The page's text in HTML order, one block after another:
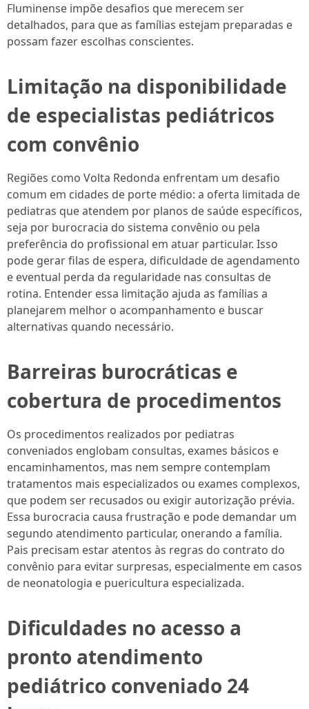
Fluminense impõe desafios que merecem ser
detalhados, para que as famílias estejam preparadas e
possam fazer escolhas conscientes.
Limitação na disponibilidade
de especialistas pediátricos
com convênio
Regiões como Volta Redonda enfrentam um desafio
comum em cidades de porte médio: a oferta limitada de
pediatras que atendem por planos de saúde específicos,
seja por burocracia do sistema convênio ou pela
preferência do profissional em atuar particular. Isso
pode gerar filas de espera, dificuldade de agendamento
e eventual perda da regularidade nas consultas de
rotina. Entender essa limitação ajuda as famílias a
planejarem melhor o acompanhamento e buscar
alternativas quando necessário.
Barreiras burocráticas e
cobertura de procedimentos
Os procedimentos realizados por pediatras
conveniados englobam consultas, exames básicos e
encaminhamentos, mas nem sempre contemplam
tratamentos mais especializados ou exames complexos,
que podem ser recusados ou exigir autorização prévia.
Essa burocracia causa frustração e pode demandar um
segundo atendimento particular, onerando a família.
Pais precisam estar atentos às regras do contrato do
convênio para evitar surpresas, especialmente em casos
de neonatologia e puericultura especializada.
Dificuldades no acesso a
pronto atendimento
pediátrico conveniado 24